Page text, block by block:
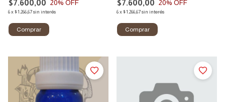
$7.600,00 20% OFF
6x$1.266,67sin interés
$7.600,00 20% OFF
6x$1.266,67sin interés